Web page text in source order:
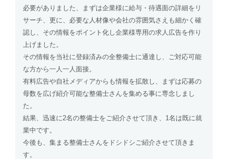
必要がありました、まずは企業様に給与・待遇面の詳細をリ
サーチ、更に、必要な人材像や会社の雰囲気さえも細かく確
認し、その情報をポイント化し企業様専用の求人広告を作り
上げました。
その情報を当社に登録済みの全整備士に通達し、ご対応可能
な方から一人一人面接。
有料広告や自社メディアからも情報を拡散し、まずは応募の
母数を広げ紹介可能な整備士さんを集める事に専念しまし
た。
結果、迅速に2名の整備士をご紹介させて頂き、1名は既に就
業中です。
今後も、集まる整備士さんをドシドシご紹介させて頂きま
す。